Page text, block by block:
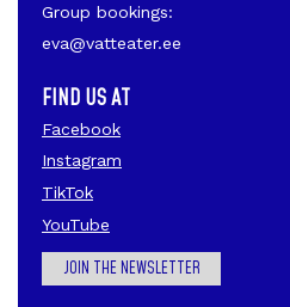
Group bookings:
eva@vatteater.ee
FIND US AT
Facebook
Instagram
TikTok
YouTube
JOIN THE NEWSLETTER